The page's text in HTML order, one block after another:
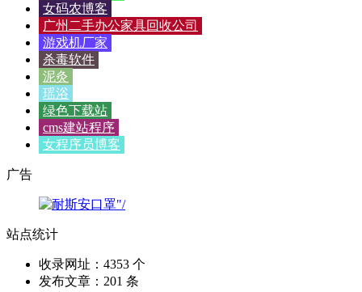
女码农博客
广州二手办公家具回收公司
游戏机厂家
杀毒软件
泥灸
瑶浴
绿色下载站
cms建站程序
女程序员博客
广告
站点统计
收录网址：4353 个
发布文章：201 条